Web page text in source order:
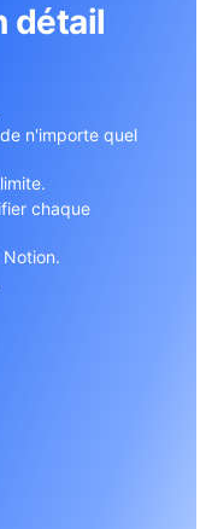
détail
n'importe quel
chaque